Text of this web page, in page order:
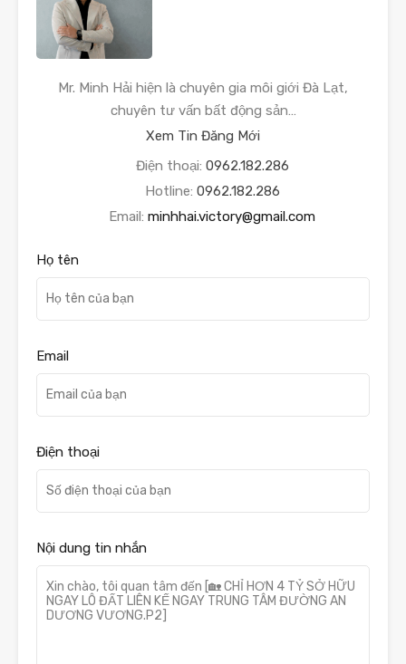
Mr. Minh Hải hiện là chuyên gia môi giới Đà Lạt,
chuyên tư vấn bất động sản…
Xem Tin Đăng Mới
Điện thoại: 0962.182.286
Hotline: 0962.182.286
Email: minhhai.victory@gmail.com
Họ tên
Email
Điện thoại
Nội dung tin nhắn